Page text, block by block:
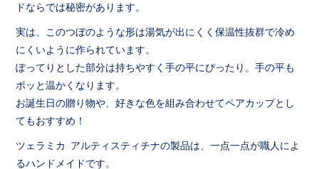
ドならでは秘密があります。
実は、このつぼのような形は湯気が出にくく保温性抜群で冷め
にくいように作られています。
ぽってりとした部分は持ちやすく手の平にぴったり。手の平も
ポッと温かくなります。
お誕生日の贈り物や、好きな色を組み合わせてペアカップとし
てもおすすめ！
ツェラミカ アルティスティチナの製品は、一点一点が職人によ
るハンドメイドです。